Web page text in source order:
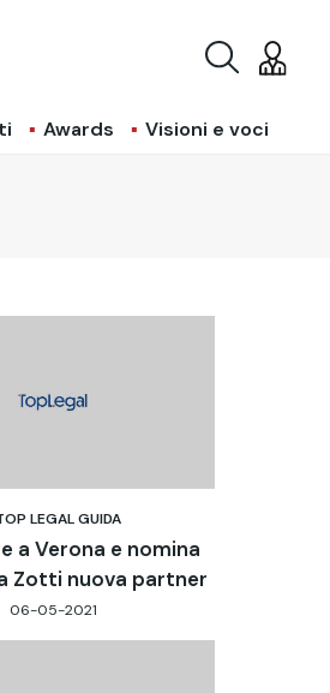
Awards Visioni e voci
LEGAL GUIDA
a Verona e nomina
Zotti nuova partner
06-05-2021